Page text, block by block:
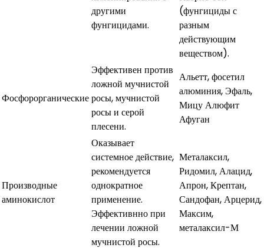
другими
фунгицидами.
(фунгициды с
разным
действующим
веществом).
Фосфорорганические
Эффективен против
ложной мучнистой
росы, мучнистой
росы и серой
плесени.
Альетт, фосетил
алюминия, Эфаль,
Мицу Алюфит
Афуган
Производные
аминокислот
Оказывает
системное действие,
рекомендуется
однократное
применение.
Эффективнно при
лечении ложной
мучнистой росы.
Металаксил,
Ридомил, Алацид,
Апрон, Крептан,
Сандофан, Арцерид,
Максим,
металаксил-М